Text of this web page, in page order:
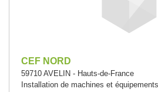
CEF NORD
59710 AVELIN - Hauts-de-France
Installation de machines et